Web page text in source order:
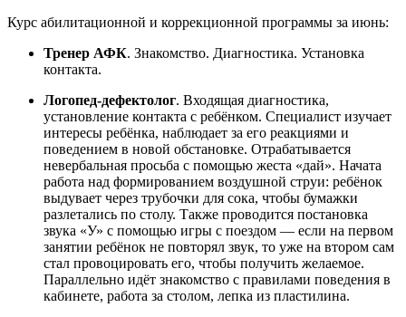
Курс абилитационной и коррекционной программы за июнь:
Тренер АФК. Знакомство. Диагностика. Установка
контакта.
Логопед-дефектолог. Входящая диагностика,
установление контакта с ребёнком. Специалист изучает
интересы ребёнка, наблюдает за его реакциями и
поведением в новой обстановке. Отрабатывается
невербальная просьба с помощью жеста «дай». Начата
работа над формированием воздушной струи: ребёнок
выдувает через трубочки для сока, чтобы бумажки
разлетались по столу. Также проводится постановка
звука «У» с помощью игры с поездом — если на первом
занятии ребёнок не повторял звук, то уже на втором сам
стал провоцировать его, чтобы получить желаемое.
Параллельно идёт знакомство с правилами поведения в
кабинете, работа за столом, лепка из пластилина.